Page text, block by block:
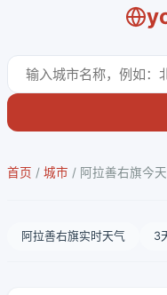
首页 / 城市 / 阿拉善右旗今
阿拉善右旗实时天气 3